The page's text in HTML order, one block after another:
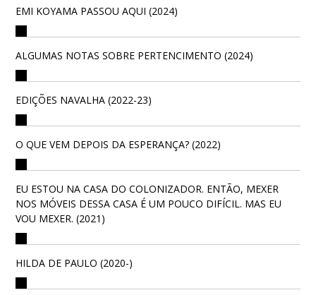
EMI KOYAMA PASSOU AQUI (2024)
ALGUMAS NOTAS SOBRE PERTENCIMENTO (2024)
EDIÇÕES NAVALHA (2022-23)
O QUE VEM DEPOIS DA ESPERANÇA? (2022)
EU ESTOU NA CASA DO COLONIZADOR. ENTÃO, MEXER
NOS MÓVEIS DESSA CASA É UM POUCO DIFÍCIL. MAS EU
VOU MEXER. (2021)
HILDA DE PAULO (2020-)